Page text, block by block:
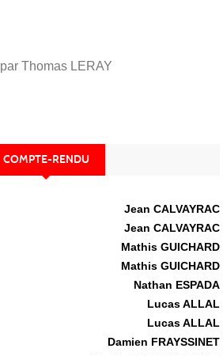
par Thomas LERAY
COMPTE-RENDU
Jean CALVAYRAC
Jean CALVAYRAC
Mathis GUICHARD
Mathis GUICHARD
Nathan ESPADA
Lucas ALLAL
Lucas ALLAL
Damien FRAYSSINET